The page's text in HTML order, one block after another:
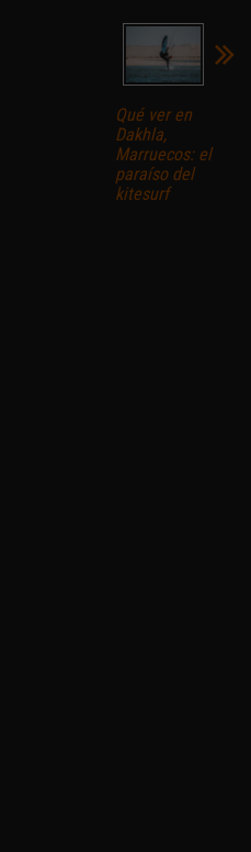
Qué ver en
Dakhla,
Marruecos: el
paraíso del
kitesurf